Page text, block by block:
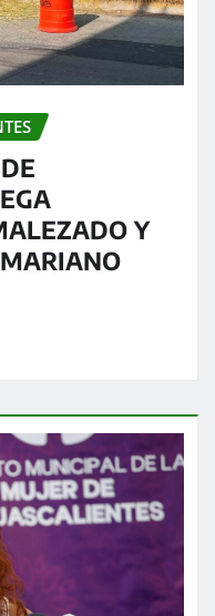
Y